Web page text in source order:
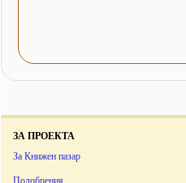
ЗА ПРОЕКТА
За Книжен пазар
Подобрения